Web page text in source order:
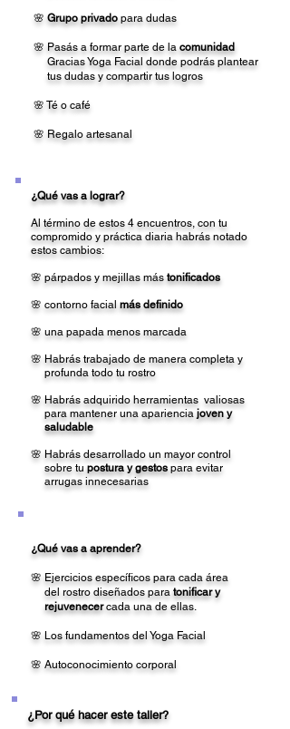
🌸 Grupo privado para dudas
🌸 Pasás a formar parte de la comunidad
Gracias Yoga Facial donde podrás plantear
tus dudas y compartir tus logros
🌸 Té o café
🌸​ Regalo artesanal​
¿Qué vas a lograr?
​Al término de estos 4 encuentros, con tu
compromido y práctica diaria habrás notado
estos cambios:
​🌸 párpados y mejillas mástonificados​
🌸 contorno facial más definido
​🌸 una papada menos marcada
🌸 Habrás trabajado de manera completa y
profunda todo tu rostro ​
🌸 Habrás adquirido herramientas valiosas
para mantener una apariencia joven y
saludable
​​​🌸 Habrás desarrollado un mayor control
sobre tu postura y gestospara evitar
arrugas innecesarias
¿Qué vas a aprender?
🌸 Ejercicios específicos para cada área
del rostro diseñados para tonificar y
rejuvenecercada una de ellas.
🌸 Los fundamentos del Yoga Facial
🌸 Autoconocimiento corporal​​
¿Por qué hacer este taller?​​